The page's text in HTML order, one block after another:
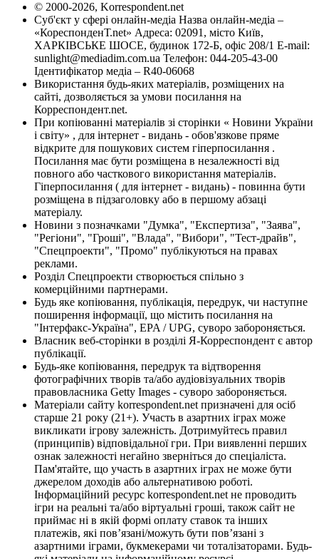
© 2000-2026, Korrespondent.net
Суб'єкт у сфері онлайн-медіа Назва онлайн-медіа –
«КореспонденТ.net» Адреса: 02091, місто Київ,
ХАРКІВСЬКЕ ШОСЕ, будинок 172-Б, офіс 208/1 E-mail:
sunlight@mediadim.com.ua Телефон: 044-205-43-00
Ідентифікатор медіа – R40-06068
Використання будь-яких матеріалів, розміщених на
сайті, дозволяється за умови посилання на
Корреспондент.net.
При копіюванні матеріалів зі сторінки « Новини України
і світу» , для інтернет - видань - обов'язкове пряме
відкрите для пошукових систем гіперпосилання .
Посилання має бути розміщена в незалежності від
повного або часткового використання матеріалів.
Гіперпосилання ( для інтернет - видань) - повинна бути
розміщена в підзаголовку або в першому абзаці
матеріалу.
Новини з позначками "Думка", "Експертиза", "Заява",
"Регіони", "Гроші", "Влада", "Вибори", "Тест-драйв",
"Спецпроекти", "Промо" публікуються на правах
реклами.
Розділ Спецпроекти створюється спільно з
комерційними партнерами.
Будь яке копіювання, публікація, передрук, чи наступне
поширення інформації, що містить посилання на
"Інтерфакс-Україна", EPA / UPG, суворо забороняється.
Власник веб-сторінки в розділі Я-Корреспондент є автор
публікації.
Будь-яке копіювання, передрук та відтворення
фотографічних творів та/або аудіовізуальних творів
правовласника Getty Images - суворо забороняється.
Матеріали сайту korrespondent.net призначені для осіб
старше 21 року (21+). Участь в азартних іграх може
викликати ігрову залежність. Дотримуйтесь правил
(принципів) відповідальної гри. При виявленні перших
ознак залежності негайно зверніться до спеціаліста.
Пам'ятайте, що участь в азартних іграх не може бути
джерелом доходів або альтернативою роботі.
Інформаційний ресурс korrespondent.net не проводить
ігри на реальні та/або віртуальні гроші, також сайт не
приймає ні в якій формі оплату ставок та інших
платежів, які пов’язані/можуть бути пов’язані з
азартними іграми, букмекерами чи тоталізаторами. Будь-